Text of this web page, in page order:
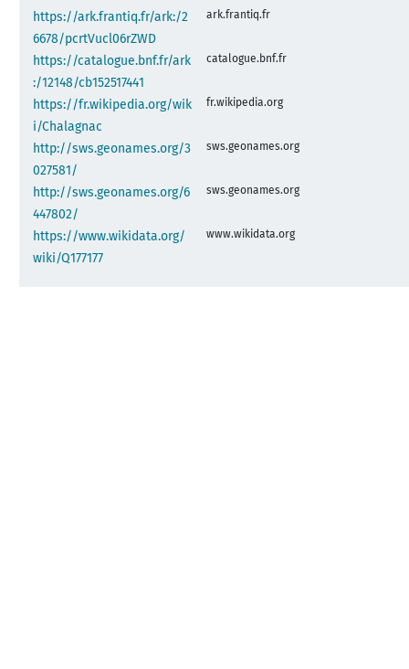
https://ark.frantiq.fr/ark:/2
6678/pcrtVucl06rZWD
ark.frantiq.fr
https://catalogue.bnf.fr/ark
:/12148/cb152517441
catalogue.bnf.fr
https://fr.wikipedia.org/wik
i/Chalagnac
fr.wikipedia.org
http://sws.geonames.org/3
027581/
sws.geonames.org
http://sws.geonames.org/6
447802/
sws.geonames.org
https://www.wikidata.org/
wiki/Q177177
www.wikidata.org